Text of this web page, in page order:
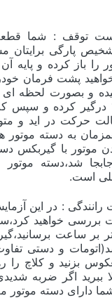
توقف : شما
پارگی برایتان
باز کرده و پایه آن
پشت فرمان
و بصورت لحظه
در حالت دنده 1 درگیر کرده و
حرکت در اید و
به دسته موتور ها
موتور با گیربکس
شد،دسته
است.
: در این
بررسی خواهید
کیلومتر بر ساعت
3 یا 4 باشد(اتومات و دستی
را به 2 معکوس بزنید و
ببرید اگر ضربه
دارای دسته موتور